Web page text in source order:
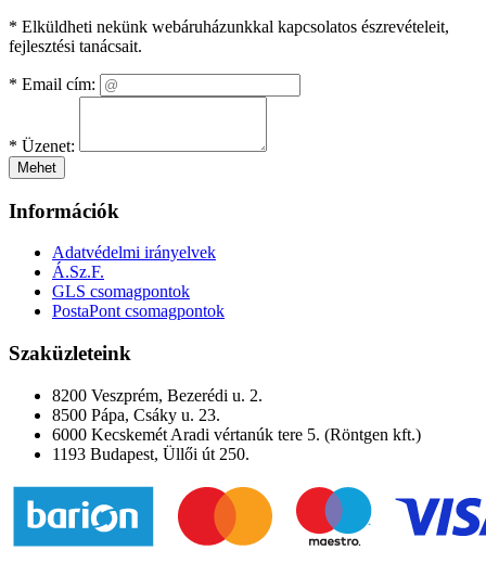
* Elküldheti nekünk webáruházunkkal kapcsolatos észrevételeit,
fejlesztési tanácsait.
* Email cím:
* Üzenet:
Mehet
Információk
Adatvédelmi irányelvek
Á.Sz.F.
GLS csomagpontok
PostaPont csomagpontok
Szaküzleteink
8200 Veszprém, Bezerédi u. 2.
8500 Pápa, Csáky u. 23.
6000 Kecskemét Aradi vértanúk tere 5. (Röntgen kft.)
1193 Budapest, Üllői út 250.